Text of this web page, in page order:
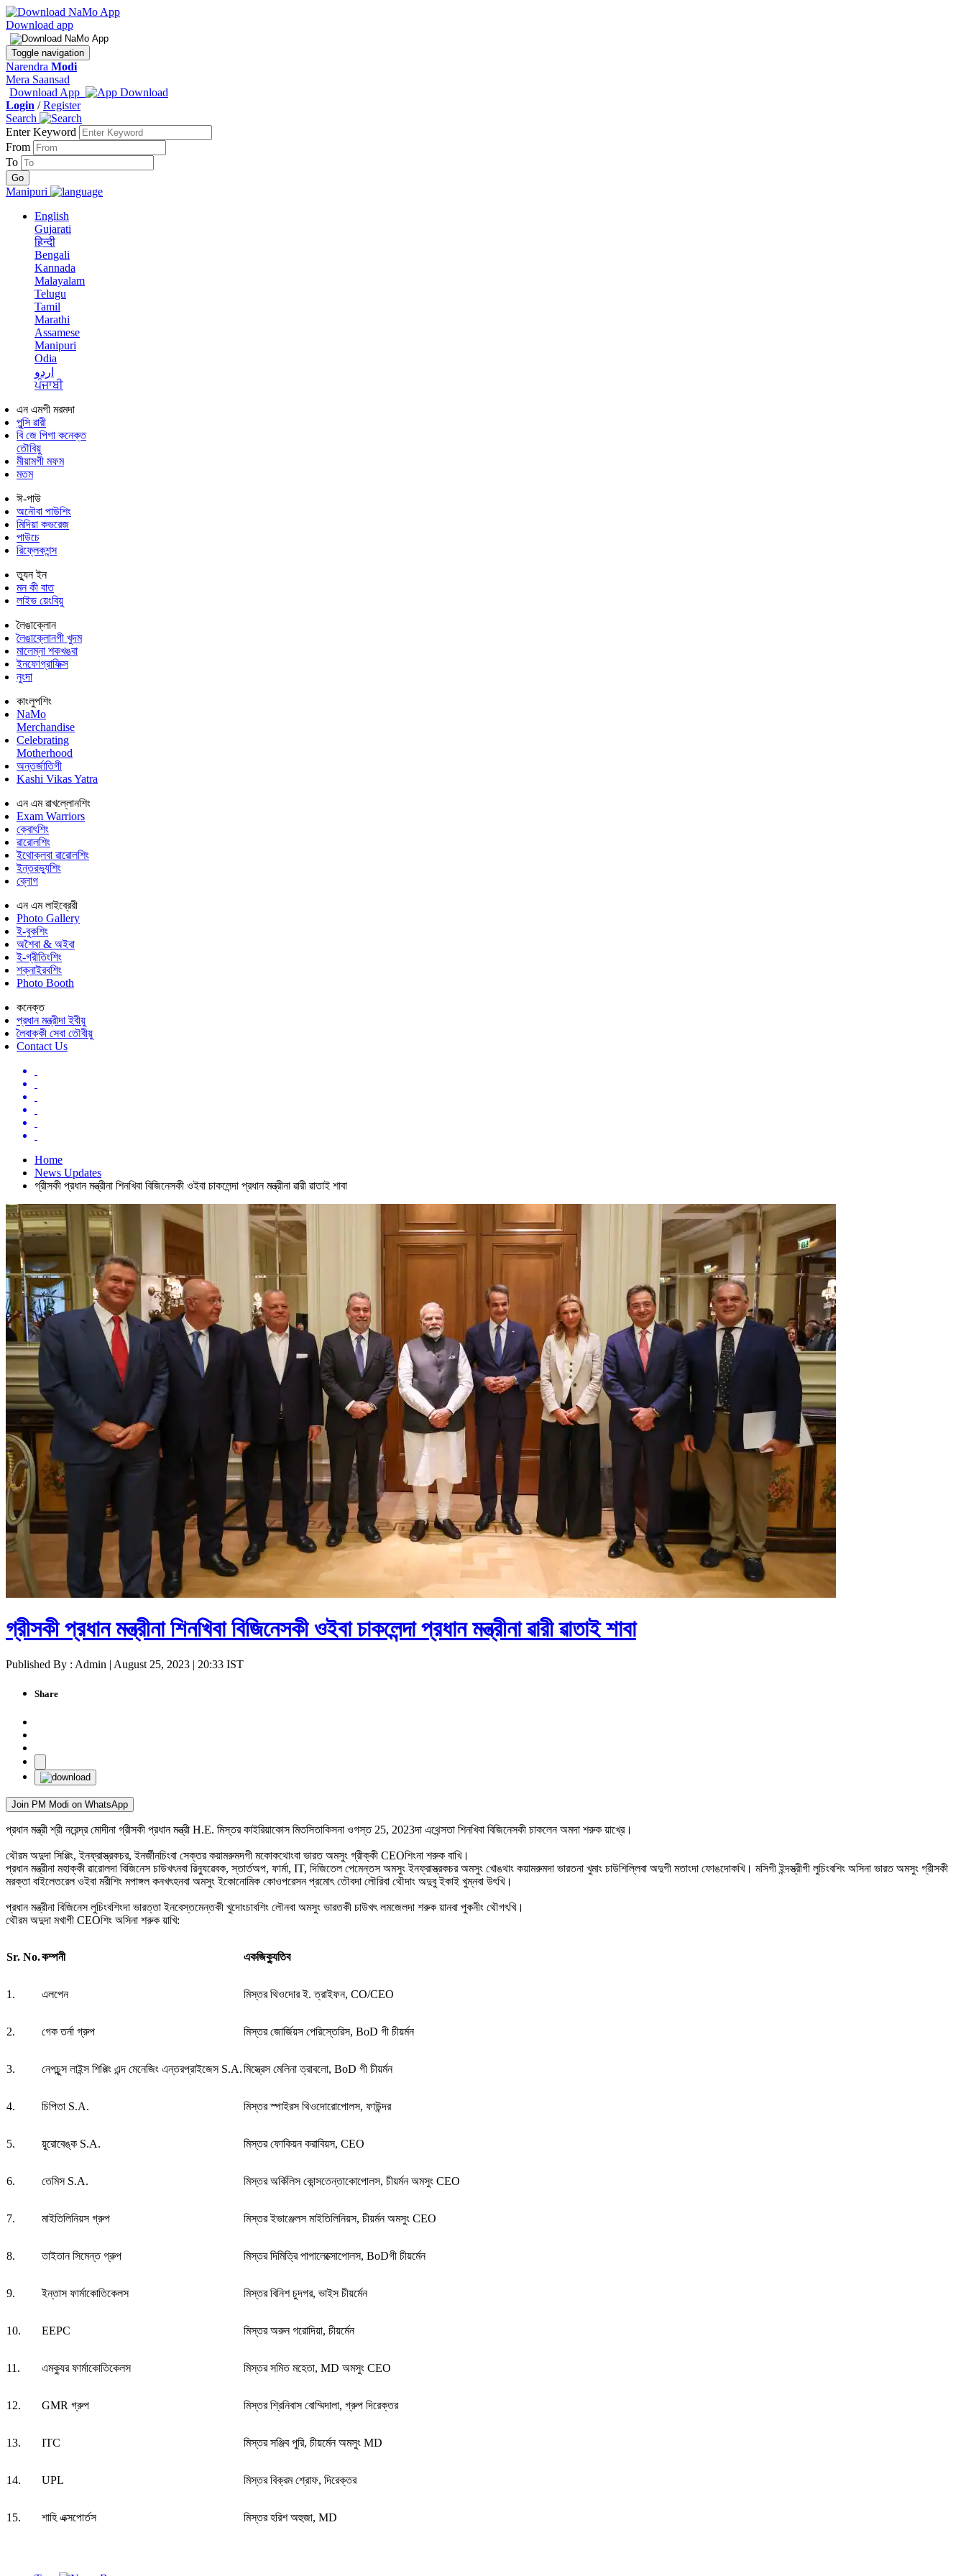
Download app
Toggle navigation
Narendra Modi
Mera Saansad
Download App
Login /Register
Search
Enter Keyword
From
To
Manipuri
English
Gujarati
हिन्दी
Bengali
Kannada
Malayalam
Telugu
Tamil
Marathi
Assamese
Manipuri
Odia
اردو
ਪੰਜਾਬੀ
এন এমগী মরমদা
পুন্সি ৱারী
বি জে পিগা কনেক্ত
তৌবিয়ু
মীয়ামগী মফম
মতম
ঈ-পাউ
অনৌবা পাউশিং
মিদিয়া কভরেজ
পাউচে
রিফ্লেকশন্স
ত্যুন ইন
মন কী বাত
লাইভ য়েংবিয়ু
লৈঙাক্লোন
লৈঙাক্লোনগী খুদম
মালেম্না শকখঙবা
ইনফোগ্রাফিক্স
নুংদা
কাংলুপশিং
NaMo
Merchandise
Celebrating
Motherhood
অন্তর্জাতিগী
Kashi Vikas Yatra
এন এম ৱাখল্লোনশিং
Exam Warriors
ক্বোৎশিং
ৱারোলশিং
ইথোক্লবা ৱারোলশিং
ইন্তরভ্যুশিং
ব্লোগ
এন এম লাইব্রেরী
Photo Gallery
ই-বুকশিং
অশৈবা & অইবা
ই-গ্রীতিংশিং
শক্নাইরবশিং
Photo Booth
কনেক্ত
প্রধান মন্ত্রীদা ইবীয়ু
লৈবাক্কী সেবা তৌবীয়ু
Contact Us
Home
News Updates
গ্রীসকী প্রধান মন্ত্রীনা শিনখিবা বিজিনেসকী ওইবা চাকলেন্দা প্রধান মন্ত্রীনা ৱারী ৱাতাই শাবা
গ্রীসকী প্রধান মন্ত্রীনা শিনখিবা বিজিনেসকী ওইবা চাকলেন্দা প্রধান মন্ত্রীনা ৱারী ৱাতাই শাবা
Published By : Admin | August 25, 2023 | 20:33 IST
Share
Join PM Modi on WhatsApp
প্রধান মন্ত্রী শ্রী নরেন্দ্র মোদীনা গ্রীসকী প্রধান মন্ত্রী H.E. মিস্তর কাইরিয়াকোস মিতসিতাকিসনা ওগস্ত 25, 2023দা এথেন্সতা শিনখিবা বিজিনেসকী চাকলেন অমদা শরুক য়াখ্রে।
থৌরম অদুদা সিপ্পিং, ইনফ্রাস্ত্রকচর, ইনর্জীনচিংবা সেক্তর কয়ামরুমদগী মকোকথোংবা ভারত অমসুং গ্রীক্কী CEOশিংনা শরুক বাখি।
প্রধান মন্ত্রীনা মহাক্কী ৱারোলদা বিজিনেস চাউখৎনবা রিন্যুৱেবক, স্তার্তঅপ, ফার্মা, IT, দিজিতেল পেমেন্তস অমসুং ইনফ্রাস্ত্রকচর অমসুং খোঙথাং কয়ামরুমদা ভারতনা খুমাং চাউশিল্লিবা অদুগী মতাংদা ফোঙদোকখি। মসিগী ইন্দস্ত্রীগী লুচিংবশিং অসিনা ভারত অমসুং গ্রীসকী
মরক্তা বাইলেতরেল ওইবা মরীশিং মপাঙ্গল কনখৎহনবা অমসুং ইকোনোমিক কোওপরেসন প্রমোৎ তৌবদা লৌরিবা থৌদাং অদুবু ইকাই খুম্নবা উৎখি।
প্রধান মন্ত্রীনা বিজিনেস লুচিংবশিংদা ভারত্তা ইনবেস্তমেন্তকী খুদোংচাবশিং লৌনবা অমসুং ভারতকী চাউখৎ লমজেলদা শরুক য়ানবা পুকনীং থৌগৎখি।
থৌরম অদুদা মখাগী CEOশিং অসিনা শরুক য়াখি:
Sr. No.কম্পনী একজিক্যুতিব
1. এলপেন মিস্তর থিওদোর ই. ত্রাইফন, CO/CEO
2. গেক তর্না গ্রুপ মিস্তর জোর্জিয়স পেরিস্তেরিস, BoD গী চীয়র্মন
3. নেপচুন্স লাইন্স শিপ্পিং এন্দ মেনেজিং এন্তরপ্রাইজেস S.A.মিস্ত্রেস মেলিনা ত্রাবলো, BoD গী চীয়র্মন
4. চিপিতা S.A. মিস্তর স্পাইরস থিওদোরোপোলস, ফাউন্দর
5. য়ুরোবেঙ্ক S.A. মিস্তর ফোকিয়ন করাবিয়স, CEO
6. তেমিস S.A. মিস্তর অর্কিলিস কোন্সতেন্তাকোপোলস, চীয়র্মন অমসুং CEO
7. মাইতিলিনিয়স গ্রুপ মিস্তর ইভাঞ্জেলস মাইতিলিনিয়স, চীয়র্মন অমসুং CEO
8. তাইতান সিমেন্ত গ্রুপ মিস্তর দিমিত্রি পাপালেক্সোপোলস, BoDগী চীয়র্মেন
9. ইন্তাস ফার্মাকোতিকেলস মিস্তর বিনিশ চুদগর, ভাইস চীয়র্মেন
10. EEPC মিস্তর অরুন গরোদিয়া, চীয়র্মেন
11. এমক্যুর ফার্মাকোতিকেলস মিস্তর সমিত মহেতা, MD অমসুং CEO
12. GMR গ্রুপ মিস্তর শ্রিনিবাস বোম্মিদালা, গ্রুপ দিরেক্তর
13. ITC মিস্তর সঞ্জিব পুরি, চীয়র্মেন অমসুং MD
14. UPL মিস্তর বিক্রম শ্রোফ, দিরেক্তর
15. শাহি এক্সপোর্তস মিস্তর হরিশ অহুজা, MD